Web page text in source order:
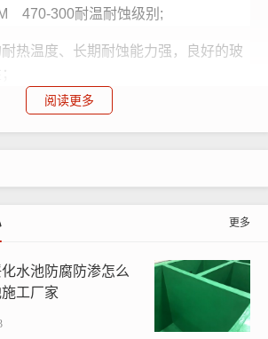
470-300耐温耐蚀级别;
热温度、长期耐蚀能力强，良好的玻
模量和韧性保持率，纯树脂铸体热变
；
酸、强碱、酸性氧化性介质、有机溶
拉挤、浇铸、RTM等多种玻璃钢成型
阅读更多
更多
水池防腐防渗怎么
工厂家